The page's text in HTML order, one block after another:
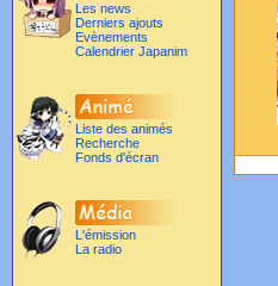
Les news
Derniers ajouts
Evènements
Calendrier Japanim
Liste des animés
Recherche
Fonds d'écran
L'émission
La radio